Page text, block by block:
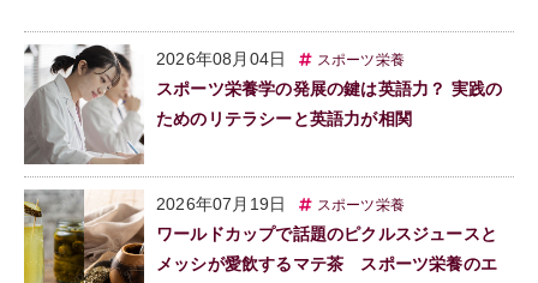
2026年08月04日 スポーツ栄養
スポーツ栄養学の発展の鍵は英語力？ 実践の
ためのリテラシーと英語力が相関
2026年07月19日 スポーツ栄養
ワールドカップで話題のピクルスジュースと
メッシが愛飲するマテ茶 スポーツ栄養のエ